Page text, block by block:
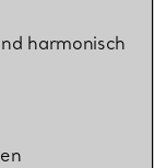
harmonisch